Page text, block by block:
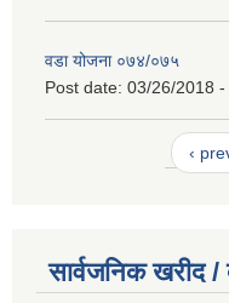
वडा योजना ०७४/०७५
Post date: 03/26/2018
‹
सार्वजनिक खरीद